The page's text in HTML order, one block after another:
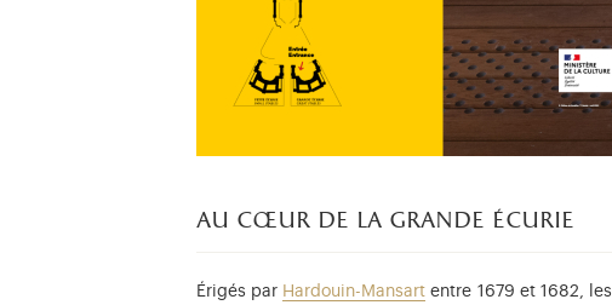
au cœur de la grande écurie
Érigés par Hardouin-Mansart entre 1679 et 1682, les